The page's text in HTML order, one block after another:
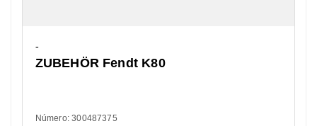
-
ZUBEHÖR Fendt K80
Número: 300487375